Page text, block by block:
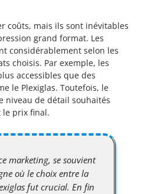
coûts, mais ils sont inévitables
grand format. Les
considérablement selon les
choisis. Par exemple, les
accessibles que des
le Plexiglas. Toutefois, le
niveau de détail souhaités
le prix final.
marketing, se souvient
où le choix entre la
fut crucial. En fin